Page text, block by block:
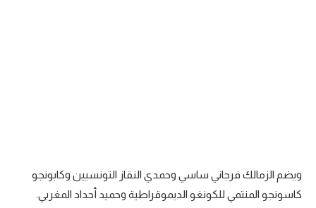
الدوري الإنجليزي
ويضم الزمالك فرجاني ساسي وحمدي النقاز التونسيين وكابونجو
كاسونجو المنتمي للكونغو الديموقراطية وحميد أحداد المغربي.